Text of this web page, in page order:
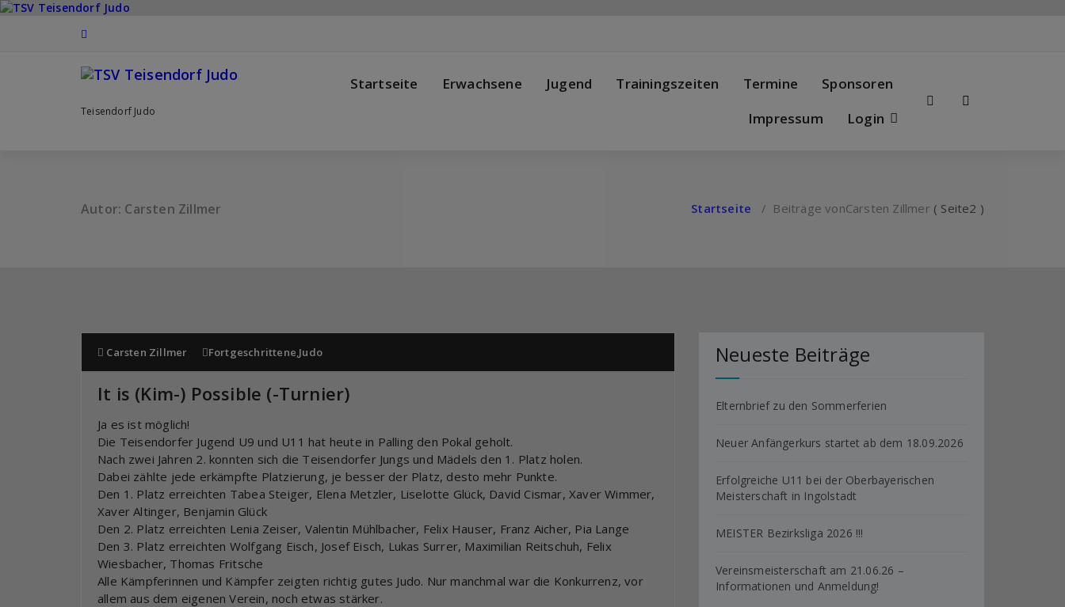
Zum
Teisendorf Judo
Startseite Erwachsene Jugend Trainingszeiten Termine
Sponsoren
Impressum
Login
Autor: Carsten Zillmer Startseite / Beiträge vonCarsten Zillmer ( Seite2 )
Carsten Zillmer Fortgeschrittene,Judo
It is (Kim-) Possible (-Turnier)
Ja es ist möglich!
Die Teisendorfer Jugend U9 und U11 hat heute in Palling den Pokal geholt.
Nach zwei Jahren 2. konnten sich die Teisendorfer Jungs und Mädels den 1. Platz holen.
Dabei zählte jede erkämpfte Platzierung, je besser der Platz, desto mehr Punkte.
Den 1. Platz erreichten Tabea Steiger, Elena Metzler, Liselotte Glück, David Cismar, Xaver Wimmer,
Xaver Altinger, Benjamin Glück
Den 2. Platz erreichten Lenia Zeiser, Valentin Mühlbacher, Felix Hauser, Franz Aicher, Pia Lange
Den 3. Platz erreichten Wolfgang Eisch, Josef Eisch, Lukas Surrer, Maximilian Reitschuh, Felix
Wiesbacher, Thomas Fritsche
Alle Kämpferinnen und Kämpfer zeigten richtig gutes Judo. Nur manchmal war die Konkurrenz, vor
allem aus dem eigenen Verein, noch etwas stärker.
Neueste Beiträge
Elternbrief zu den Sommerferien
Neuer Anfängerkurs startet ab dem 18.09.2026
Erfolgreiche U11 bei der Oberbayerischen
Meisterschaft in Ingolstadt
MEISTER Bezirksliga 2026 !!!
Vereinsmeisterschaft am 21.06.26 –
Informationen und Anmeldung!